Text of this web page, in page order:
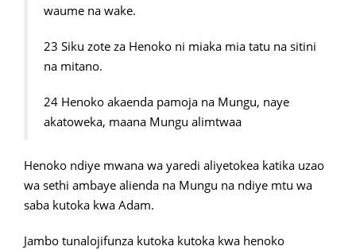
waume na wake.
23 Siku zote za Henoko ni miaka mia tatu na sitini
na mitano.
24 Henoko akaenda pamoja na Mungu, naye
akatoweka, maana Mungu alimtwaa
Henoko ndiye mwana wa yaredi aliyetokea katika uzao
wa sethi ambaye alienda na Mungu na ndiye mtu wa
saba kutoka kwa Adam.
Jambo tunalojifunza kutoka kutoka kwa henoko